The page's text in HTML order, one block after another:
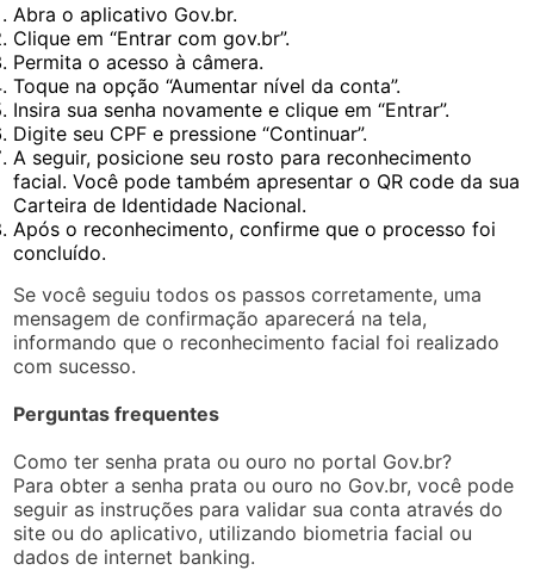
Abra o aplicativo Gov.br.
Clique em “Entrar com gov.br”.
Permita o acesso à câmera.
Toque na opção “Aumentar nível da conta”.
Insira sua senha novamente e clique em “Entrar”.
Digite seu CPF e pressione “Continuar”.
A seguir, posicione seu rosto para reconhecimento
facial. Você pode também apresentar o QR code da sua
Carteira de Identidade Nacional.
Após o reconhecimento, confirme que o processo foi
concluído.
Se você seguiu todos os passos corretamente, uma
mensagem de confirmação aparecerá na tela,
informando que o reconhecimento facial foi realizado
com sucesso.
Perguntas frequentes
Como ter senha prata ou ouro no portal Gov.br?
Para obter a senha prata ou ouro no Gov.br, você pode
seguir as instruções para validar sua conta através do
site ou do aplicativo, utilizando biometria facial ou
dados de internet banking.